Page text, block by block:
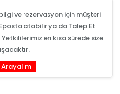
ve rezervasyon için müşteri
atabilir ya da Talep Et
en kısa sürede size
Arayalım